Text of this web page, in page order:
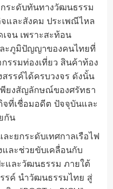
กระดับทันทางวัฒนธรรม
และสังคม ประเพณีไหล
จน เพราะสะท้อน
ะภูมิปัญญาของคนไทยที่
รรมท่องเที่ยว สินค้าท้อง
รรค์ได้ครบวงจร ดังนั้น
พียงสัญลักษณ์ของศรัทธา
จที่เชื่อมอดีต ปัจจุบันและ
กัน
ะยกระดับเทศกาลเรือไฟ
และช่วยขับเคลื่อนกับ
และวัฒนธรรม ภายใต้
รค์ นำวัฒนธรรมไทย สู่